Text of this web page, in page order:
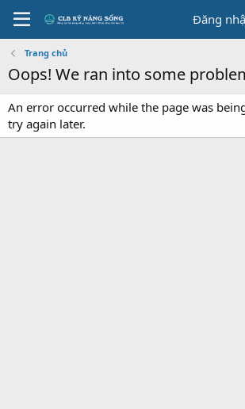
Đăng
Trang chủ
Oops! We ran into some
An error occurred while the page was
try again later.